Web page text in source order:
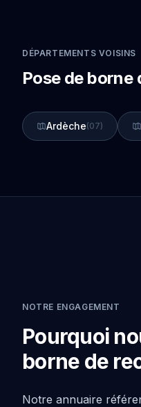
DÉPARTEMENTS VOISINS
Pose de borne
Ardèche(07)
NOTRE ENGAGEMENT
Pourquoi
borne de
Notre annuaire